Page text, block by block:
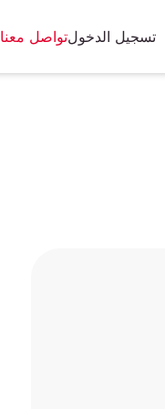
تسجيل الدخولتواصل معنا